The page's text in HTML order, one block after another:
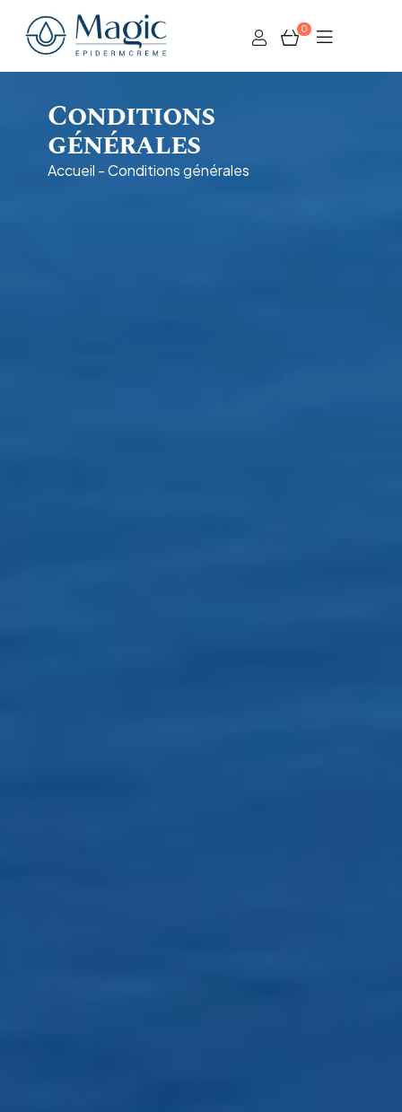
0
Conditions
générales
Accueil -Conditions générales